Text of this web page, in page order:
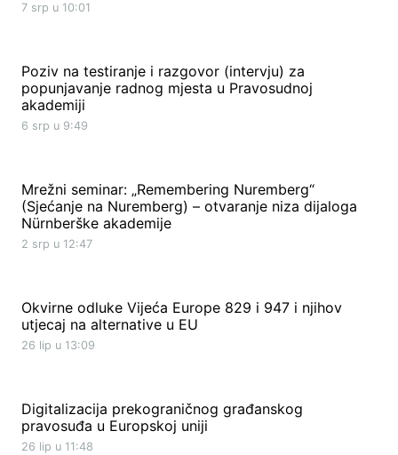
7 srp u 10:01
Poziv na testiranje i razgovor (intervju) za
popunjavanje radnog mjesta u Pravosudnoj
akademiji
6 srp u 9:49
Mrežni seminar: „Remembering Nuremberg“
(Sjećanje na Nuremberg) – otvaranje niza dijaloga
Nürnberške akademije
2 srp u 12:47
Okvirne odluke Vijeća Europe 829 i 947 i njihov
utjecaj na alternative u EU
26 lip u 13:09
Digitalizacija prekograničnog građanskog
pravosuđa u Europskoj uniji
26 lip u 11:48